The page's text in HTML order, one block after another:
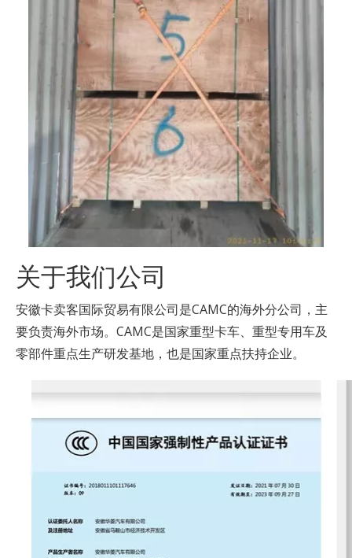
关于我们公司
安徽卡卖客国际贸易有限公司是CAMC的海外分公司，主
要负责海外市场。CAMC是国家重型卡车、重型专用车及
零部件重点生产研发基地，也是国家重点扶持企业。